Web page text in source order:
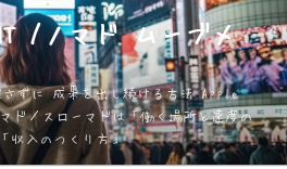
/ノマド ムーブメ
さずに 成果を出し続ける方法 Apple
ド／スローマドは「働く場所と速度の
収入のつくり方」